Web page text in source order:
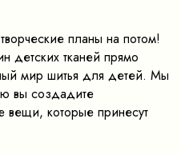
планы на потом!
детских тканей прямо
мир шитья для детей. Мы
вы создадите
вещи, которые принесут